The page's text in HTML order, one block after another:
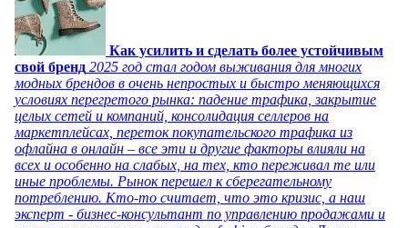
Как усилить и сделать более устойчивым
свой бренд 2025 год стал годом выживания для многих
модных брендов в очень непростых и быстро меняющихся
условиях перегретого рынка: падение трафика, закрытие
целых сетей и компаний, консолидация селлеров на
маркетплейсах, переток покупательского трафика из
офлайна в онлайн – все эти и другие факторы влияли на
всех и особенно на слабых, на тех, кто переживал те или
иные проблемы. Рынок перешел к сберегательному
потреблению. Кто-то считает, что это кризис, а наш
эксперт - бизнес-консультант по управлению продажами и